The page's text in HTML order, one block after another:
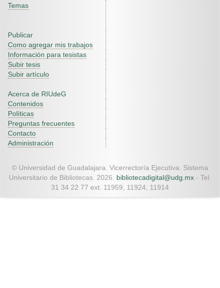
Temas
Publicar
Como agregar mis trabajos
Información para tesistas
Subir tesis
Subir artículo
Acerca de RIUdeG
Contenidos
Políticas
Preguntas frecuentes
Contacto
Administración
© Universidad de Guadalajara. Vicerrectoría Ejecutiva. Sistema
Universitario de Bibliotecas. 2026. bibliotecadigital@udg.mx - Tel.
31 34 22 77 ext. 11959, 11924, 11914